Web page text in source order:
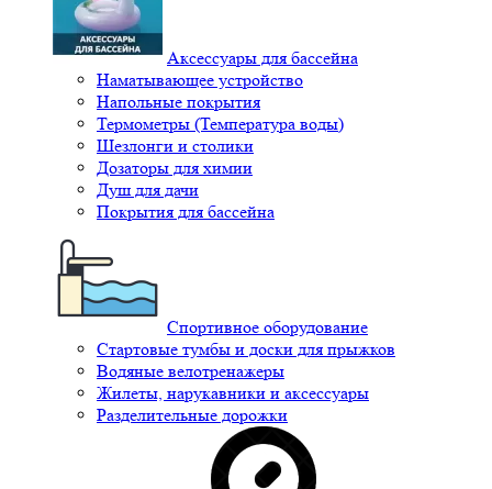
Аксессуары для бассейна
Наматывающее устройство
Напольные покрытия
Термометры (Температура воды)
Шезлонги и столики
Дозаторы для химии
Душ для дачи
Покрытия для бассейна
Спортивное оборудование
Стартовые тумбы и доски для прыжков
Водяные велотренажеры
Жилеты, нарукавники и аксессуары
Разделительные дорожки